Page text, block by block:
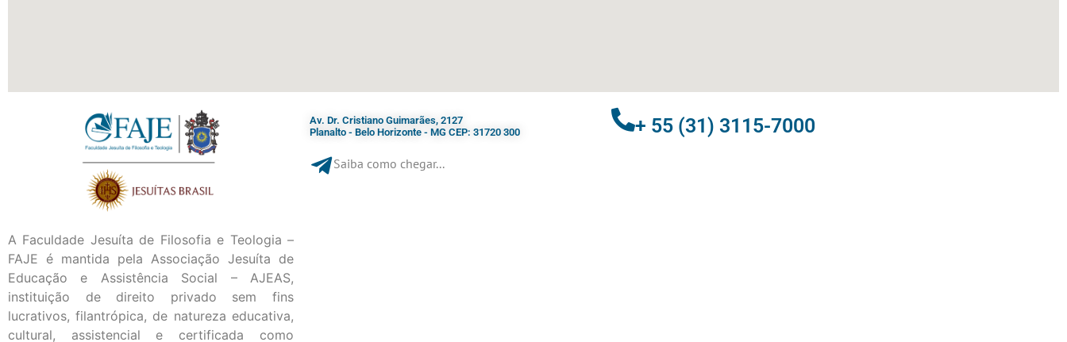
A Faculdade Jesuíta de Filosofia e Teologia –
FAJE é mantida pela Associação Jesuíta de
Educação e Assistência Social – AJEAS,
instituição de direito privado sem fins
lucrativos, filantrópica, de natureza educativa,
cultural, assistencial e certificada como
Av. Dr. Cristiano Guimarães, 2127
Planalto - Belo Horizonte - MG CEP: 31720 300
Saiba como chegar...
+ 55 (31) 3115-7000​